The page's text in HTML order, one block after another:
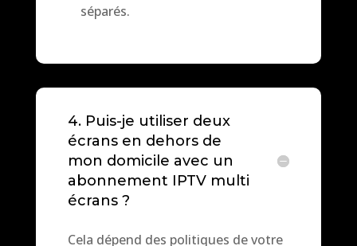
séparés.
4. Puis-je utiliser deux
écrans en dehors de
mon domicile avec un
abonnement IPTV multi
écrans ?
Cela dépend des politiques de votre